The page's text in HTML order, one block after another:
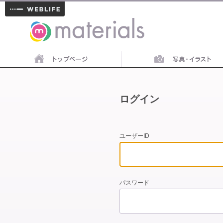
materials
ログイン
ユーザーID
パスワード